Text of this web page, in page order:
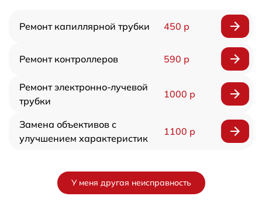
Ремонт капиллярной трубки 450 р
Ремонт контроллеров 590 р
Ремонт электронно-лучевой
трубки
1000 р
Замена объективов с
улучшением характеристик
1100 р
У меня другая неисправность